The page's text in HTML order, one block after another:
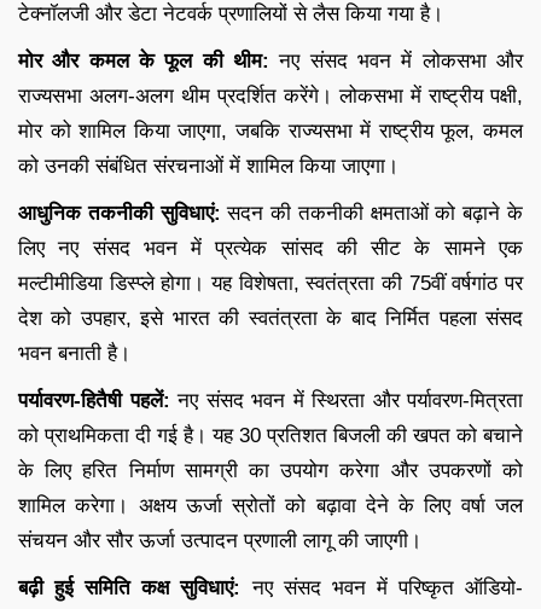
टेक्नॉलजी और डेटा नेटवर्क प्रणालियों से लैस किया गया है।
मोर और कमल के फूल की थीम: नए संसद भवन में लोकसभा और
राज्यसभा अलग-अलग थीम प्रदर्शित करेंगे। लोकसभा में राष्ट्रीय पक्षी,
मोर को शामिल किया जाएगा, जबकि राज्यसभा में राष्ट्रीय फूल, कमल
को उनकी संबंधित संरचनाओं में शामिल किया जाएगा।
आधुनिक तकनीकी सुविधाएं: सदन की तकनीकी क्षमताओं को बढ़ाने के
लिए नए संसद भवन में प्रत्येक सांसद की सीट के सामने एक
मल्टीमीडिया डिस्प्ले होगा। यह विशेषता, स्वतंत्रता की 75वीं वर्षगांठ पर
देश को उपहार, इसे भारत की स्वतंत्रता के बाद निर्मित पहला संसद
भवन बनाती है।
पर्यावरण-हितैषी पहलें: नए संसद भवन में स्थिरता और पर्यावरण-मित्रता
को प्राथमिकता दी गई है। यह 30 प्रतिशत बिजली की खपत को बचाने
के लिए हरित निर्माण सामग्री का उपयोग करेगा और उपकरणों को
शामिल करेगा। अक्षय ऊर्जा स्रोतों को बढ़ावा देने के लिए वर्षा जल
संचयन और सौर ऊर्जा उत्पादन प्रणाली लागू की जाएगी।
बढ़ी हुई समिति कक्ष सुविधाएं: नए संसद भवन में परिष्कृत ऑडियो-